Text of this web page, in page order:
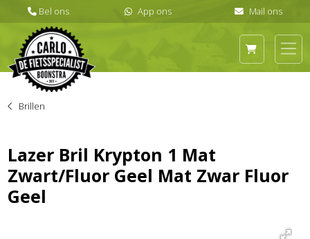
Brillen
Lazer Bril Krypton 1 Mat
Zwart/Fluor Geel Mat Zwar Fluor
Geel